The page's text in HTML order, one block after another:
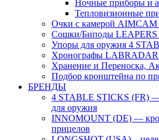
Ночные приборы и
Тепловизионные
Очки с камерой
Сошки/Биподы LEAPERS
Упоры для оружия 4
Хронографы
Хранение и Переноска,
Подбор кронштейна по
БРЕНДЫ
4 STABLE STICKS (FR)
для оружия
INNOMOUNT (DE) —
прицелов